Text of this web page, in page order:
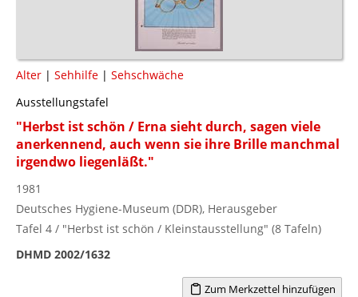
Alter | Sehhilfe | Sehschwäche
Ausstellungstafel
"Herbst ist schön / Erna sieht durch, sagen viele
anerkennend, auch wenn sie ihre Brille manchmal
irgendwo liegenläßt."
1981
Deutsches Hygiene-Museum (DDR), Herausgeber
Tafel 4 / "Herbst ist schön / Kleinstausstellung" (8 Tafeln)
DHMD 2002/1632
Zum Merkzettel hinzufügen